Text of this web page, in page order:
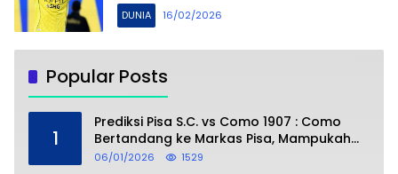
DUNIA 16/02/2026
Popular Posts
1
Prediksi Pisa S.C. vs Como 1907 : Como
Bertandang ke Markas Pisa, Mampukah
Asuhan Cesc Fàbregas Mencuri Poin?
06/01/2026 1529